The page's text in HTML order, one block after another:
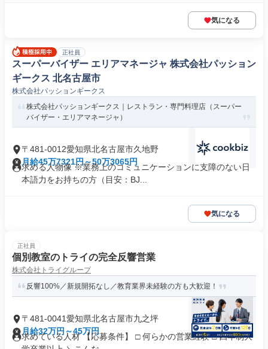
気になる
正社員
スーパーバイザー エリアマネージャ 株式会社パッション
ギークス 北名古屋市
株式会社パッションギークス
株式会社パッションギークス｜レストラン・専門料理店（スーパー
バイザー・エリアマネージャ）
〒481-0012愛知県北名古屋市久地野
月給45万7321円～50万3065円
求める人物像 ※業務上のコミュニケーションに支障のない日
本語力をお持ちの方（目安：BJ...
気になる
正社員
個別教室のトライの完全反響営業
株式会社トライグループ
反響100%／新規開拓なし／教育業界未経験の方も大歓迎！
〒481-0041愛知県北名古屋市九之坪
月給32万円～45万円
求めている人材 【応募条件】 □ 何らかの営業経験 □ 四年制大